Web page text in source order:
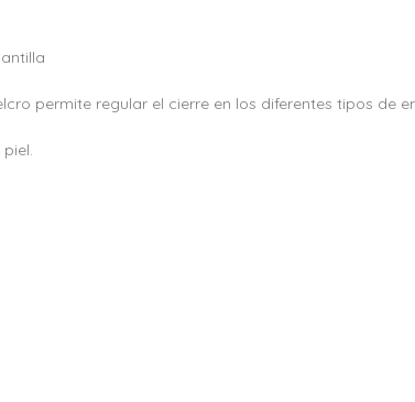
permite regular el cierre en los diferentes tipos de